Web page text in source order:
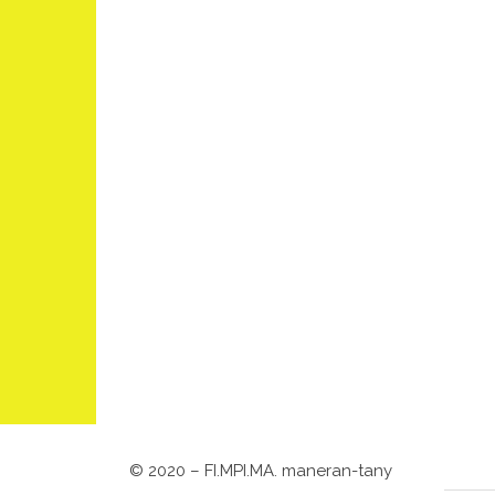
© 2020 – FI.MPI.MA. maneran-tany